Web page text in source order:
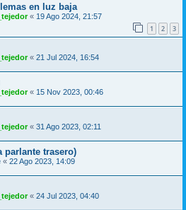
en luz baja
« 19 Ago 2024, 21:57
1 2 3
« 21 Jul 2024, 16:54
« 15 Nov 2023, 00:46
« 31 Ago 2023, 02:11
parlante trasero)
« 22 Ago 2023, 14:09
« 24 Jul 2023, 04:40